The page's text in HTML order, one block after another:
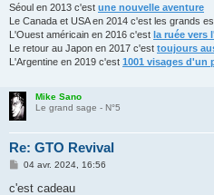
Séoul en 2013 c'est une nouvelle aventure
Le Canada et USA en 2014 c'est les grands
L'Ouest américain en 2016 c'est la ruée vers
Le retour au Japon en 2017 c'est toujours
L'Argentine en 2019 c'est 1001 visages d'un
Mike Sano
Le grand sage - N°5
Re: GTO Revival
M
s
04 avr. 2024, 16:56
c'est cadeau